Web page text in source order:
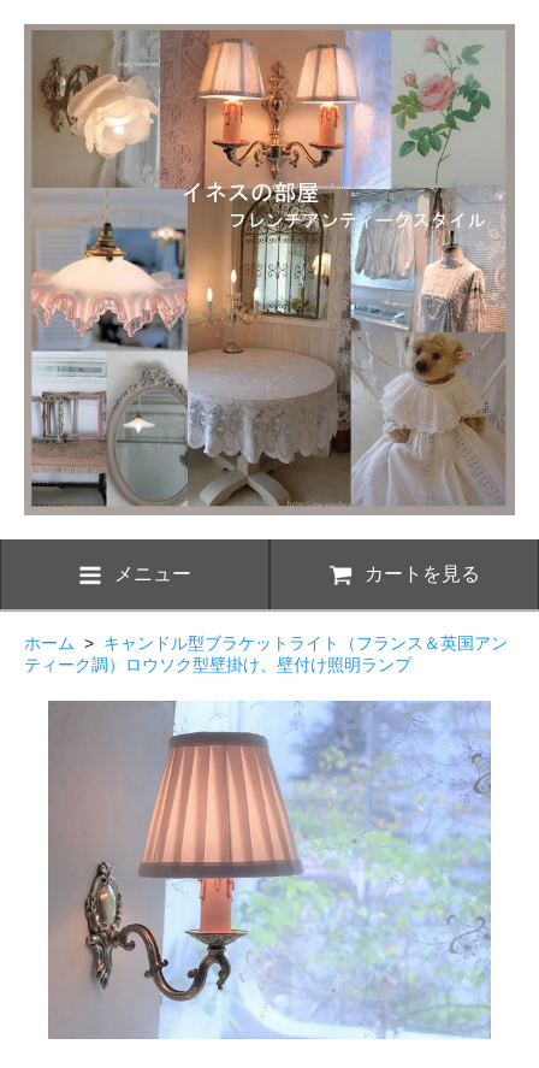
メニュー カートを見る
ホーム > キャンドル型ブラケットライト（フランス＆英国アン
ティーク調）ロウソク型壁掛け、壁付け照明ランプ